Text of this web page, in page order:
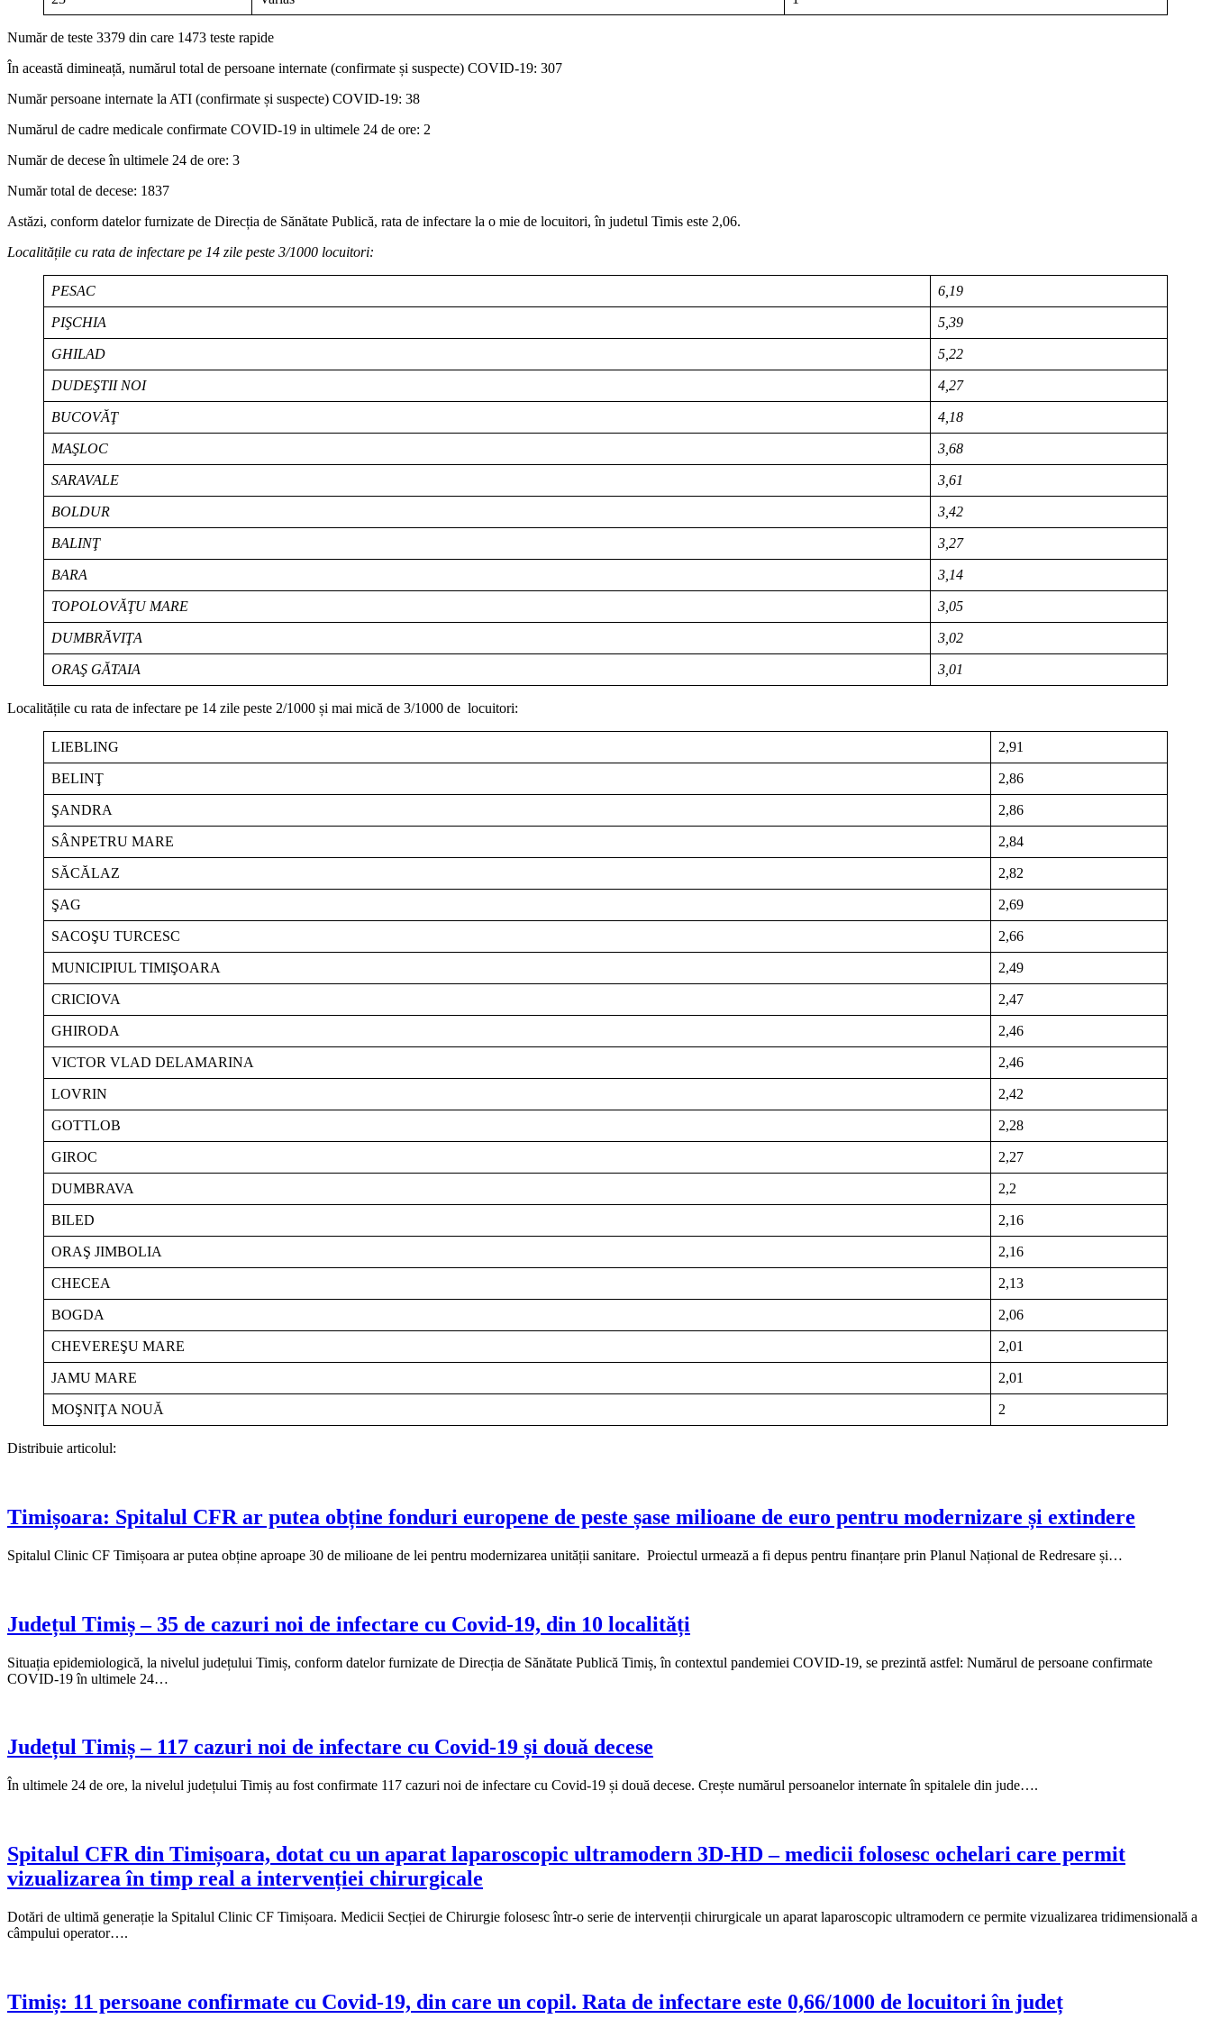
Număr de teste 3379 din care 1473 teste rapide
În această dimineață, numărul total de persoane internate (confirmate și suspecte) COVID-19: 307
Număr persoane internate la ATI (confirmate și suspecte) COVID-19: 38
Numărul de cadre medicale confirmate COVID-19 in ultimele 24 de ore: 2
Număr de decese în ultimele 24 de ore: 3
Număr total de decese: 1837
Astăzi, conform datelor furnizate de Direcția de Sănătate Publică, rata de infectare la o mie de locuitori, în judetul Timis este 2,06.
Localitățile cu rata de infectare pe 14 zile peste 3/1000 locuitori:
PESAC 6,19
PIŞCHIA 5,39
GHILAD 5,22
DUDEŞTII NOI 4,27
BUCOVĂŢ 4,18
MAŞLOC 3,68
SARAVALE 3,61
BOLDUR 3,42
BALINŢ 3,27
BARA 3,14
TOPOLOVĂŢU MARE 3,05
DUMBRĂVIŢA 3,02
ORAŞ GĂTAIA 3,01
Localitățile cu rata de infectare pe 14 zile peste 2/1000 și mai mică de 3/1000 de locuitori:
LIEBLING 2,91
BELINŢ 2,86
ŞANDRA 2,86
SÂNPETRU MARE 2,84
SĂCĂLAZ 2,82
ŞAG 2,69
SACOŞU TURCESC 2,66
MUNICIPIUL TIMIŞOARA 2,49
CRICIOVA 2,47
GHIRODA 2,46
VICTOR VLAD DELAMARINA 2,46
LOVRIN 2,42
GOTTLOB 2,28
GIROC 2,27
DUMBRAVA 2,2
BILED 2,16
ORAŞ JIMBOLIA 2,16
CHECEA 2,13
BOGDA 2,06
CHEVEREŞU MARE 2,01
JAMU MARE 2,01
MOŞNIŢA NOUĂ 2
Distribuie articolul:
Timișoara: Spitalul CFR ar putea obține fonduri europene de peste șase milioane de euro pentru modernizare și extindere
Spitalul Clinic CF Timișoara ar putea obține aproape 30 de milioane de lei pentru modernizarea unității sanitare. Proiectul urmează a fi depus pentru finanțare prin Planul Național de Redresare și…
Județul Timiș – 35 de cazuri noi de infectare cu Covid-19, din 10 localități
Situația epidemiologică, la nivelul județului Timiș, conform datelor furnizate de Direcția de Sănătate Publică Timiș, în contextul pandemiei COVID-19, se prezintă astfel: Numărul de persoane confirmate
COVID-19 în ultimele 24…
Județul Timiș – 117 cazuri noi de infectare cu Covid-19 și două decese
În ultimele 24 de ore, la nivelul județului Timiș au fost confirmate 117 cazuri noi de infectare cu Covid-19 și două decese. Crește numărul persoanelor internate în spitalele din jude….
Spitalul CFR din Timișoara, dotat cu un aparat laparoscopic ultramodern 3D-HD – medicii folosesc ochelari care permit
vizualizarea în timp real a intervenției chirurgicale
Dotări de ultimă generație la Spitalul Clinic CF Timișoara. Medicii Secției de Chirurgie folosesc într-o serie de intervenții chirurgicale un aparat laparoscopic ultramodern ce permite vizualizarea tridimensională a
câmpului operator….
Timiș: 11 persoane confirmate cu Covid-19, din care un copil. Rata de infectare este 0,66/1000 de locuitori în județ